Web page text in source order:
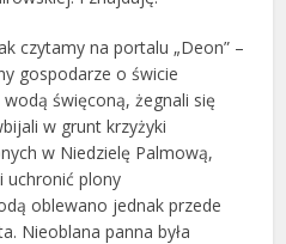
czytamy na portalu „Deon” –
gospodarze o świcie
święconą, żegnali się
w grunt krzyżyki
w Niedzielę Palmową,
uchronić plony
oblewano jednak przede
Nieoblana panna była